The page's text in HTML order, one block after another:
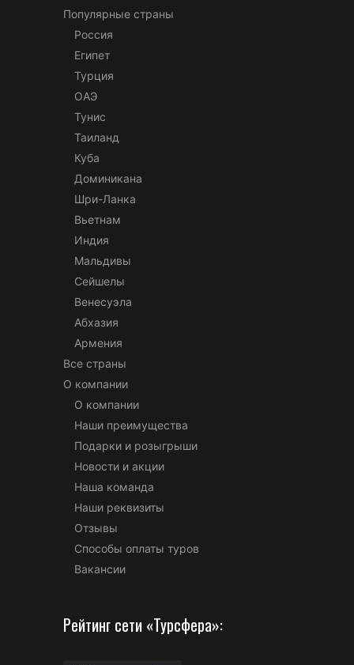
Популярные страны
Россия
Египет
Турция
ОАЭ
Тунис
Таиланд
Куба
Доминикана
Шри-Ланка
Вьетнам
Индия
Мальдивы
Сейшелы
Венесуэла
Абхазия
Армения
Все страны
О компании
О компании
Наши преимущества
Подарки и розыгрыши
Новости и акции
Наша команда
Наши реквизиты
Отзывы
Способы оплаты туров
Вакансии
Рейтинг сети «Турсфера»: